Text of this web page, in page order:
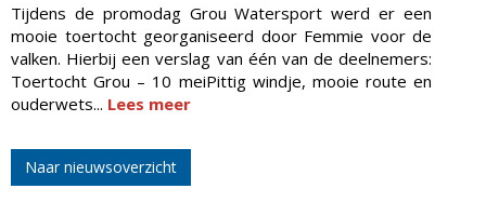
Tijdens de promodag Grou Watersport werd er een
mooie toertocht georganiseerd door Femmie voor de
valken. Hierbij een verslag van één van de deelnemers:
Toertocht Grou – 10 meiPittig windje, mooie route en
ouderwets... Lees meer
Naar nieuwsoverzicht